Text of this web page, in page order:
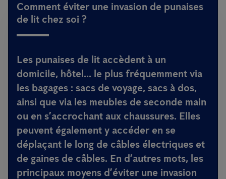
Comment éviter une invasion de punaises
de lit chez soi ?
Les punaises de lit accèdent à un
domicile, hôtel... le plus fréquemment via
les bagages : sacs de voyage, sacs à dos,
ainsi que via les meubles de seconde main
ou en s’accrochant aux chaussures. Elles
peuvent également y accéder en se
déplaçant le long de câbles électriques et
de gaines de câbles. En d’autres mots, les
principaux moyens d’éviter une invasion